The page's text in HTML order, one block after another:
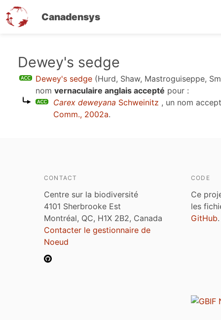
Canadensys
contenu
Dewey's sedge
Dewey's sedge (Hurd, Shaw, Mastroguiseppe,
nom vernaculaire anglais accepté pour :
Carex deweyana Schweinitz , un nom
Comm., 2002a.
CONTACT
Centre sur la biodiversité
4101 Sherbrooke Est
Montréal, QC, H1X 2B2, Canada
Contacter le gestionnaire de
Noeud
CODE
Ce
les
GitHub.